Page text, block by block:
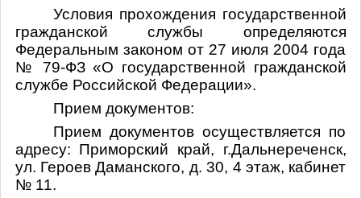
Условия прохождения государственной
гражданской службы определяются
Федеральным законом от 27 июля 2004 года
№ 79-ФЗ «О государственной гражданской
службе Российской Федерации».
Прием документов:
Прием документов осуществляется по
адресу: Приморский край, г.Дальнереченск,
ул. Героев Даманского, д. 30, 4 этаж, кабинет
№ 11.